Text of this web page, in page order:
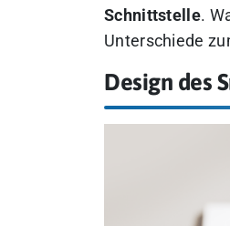
Schnittstelle.
Unterschiede
Design des